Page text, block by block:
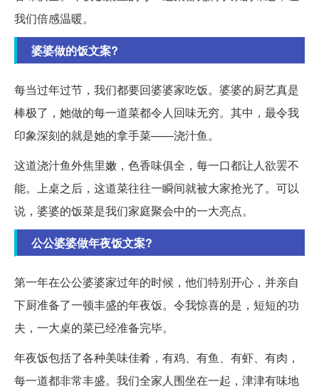
我们倍感温暖。
婆婆做的饭文案?
每当过年过节，我们都要回婆婆家吃饭。婆婆的厨艺真是
棒极了，她做的每一道菜都令人回味无穷。其中，最令我
印象深刻的就是她的拿手菜——浇汁鱼。
这道浇汁鱼外焦里嫩，色香味俱全，每一口都让人欲罢不
能。上桌之后，这道菜往往一瞬间就被大家抢光了。可以
说，婆婆的饭菜是我们家庭聚会中的一大亮点。
公公婆婆做年夜饭文案?
第一年在公公婆婆家过年的时候，他们特别开心，并亲自
下厨准备了一顿丰盛的年夜饭。令我惊喜的是，短短的功
夫，一大桌的菜已经准备完毕。
年夜饭包括了各种美味佳肴，有鸡、有鱼、有虾、有肉，
每一道都非常丰盛。我们全家人围坐在一起，津津有味地